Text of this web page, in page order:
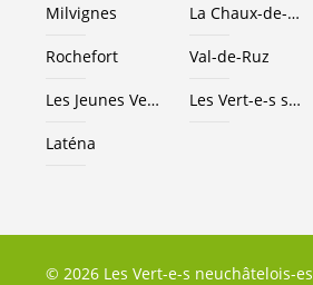
Milvignes La Chaux-de-Fonds
Rochefort Val-de-Ruz
Les Jeunes Vert-e-s NE
Les Vert-e-s suisses
Laténa
© 2026 Les Vert-e-s neuchâtelois-es